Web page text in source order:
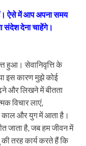
ऐसे में आप अपना समय
संदेश देना चाहेंगे।
हुआ। सेवानिवृत्ति के
इस कारण मुझे कोई
और लिखने में बीतता
विचार लाएं,
काल और युग में आता है।
जाता है, जब हम जीवन में
तरह कार्य करते हैं कि